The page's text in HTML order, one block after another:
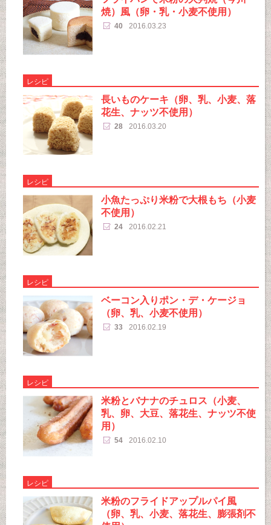
焼）風（卵・乳・小麦不使用）
40 2016.03.23
レシピ
長いものケーキ（卵、乳、小麦、落
花生、ナッツ不使用）
28 2016.03.20
レシピ
小魚たっぷり米粉で大根もち（小麦
不使用）
24 2016.02.21
レシピ
ベーコン入りポン・デ・ケージョ
（卵、乳、小麦不使用）
33 2016.02.19
レシピ
米粉とバナナのチュロス（小麦、
乳、卵、大豆、落花生、ナッツ不使
用）
54 2016.02.10
レシピ
米粉のフライドアップルパイ風
（卵、乳、小麦、落花生、膨張剤不